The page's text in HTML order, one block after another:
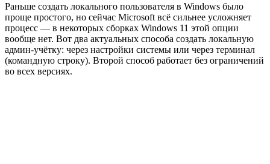
Раньше создать локального пользователя в Windows было
проще простого, но сейчас Microsoft всё сильнее усложняет
процесс — в некоторых сборках Windows 11 этой опции
вообще нет. Вот два актуальных способа создать локальную
админ-учётку: через настройки системы или через терминал
(командную строку). Второй способ работает без ограничений
во всех версиях.